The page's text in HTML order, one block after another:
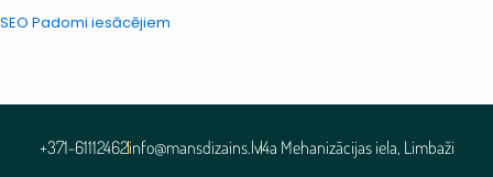
SEO Padomi iesācējiem
+371-61112462info@mansdizains.lv4a Mehanizācijas iela, Limbaži